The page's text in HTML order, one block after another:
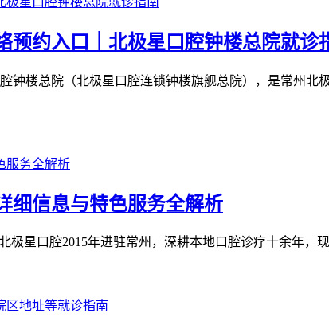
预约入口｜北极星口腔钟楼总院就诊
钟楼总院（北极星口腔连锁钟楼旗舰总院），是常州北
细信息与特色服务全解析
星口腔2015年进驻常州，深耕本地口腔诊疗十余年，